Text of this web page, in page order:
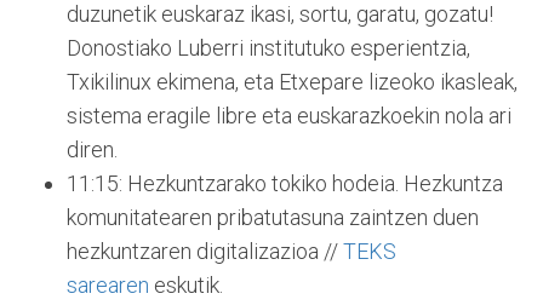
duzunetik euskaraz ikasi, sortu, garatu, gozatu!
Donostiako Luberri institutuko esperientzia,
Txikilinux ekimena, eta Etxepare lizeoko ikasleak,
sistema eragile libre eta euskarazkoekin nola ari
diren.
11:15: Hezkuntzarako tokiko hodeia. Hezkuntza
komunitatearen pribatutasuna zaintzen duen
hezkuntzaren digitalizazioa //TEKS
sarearen eskutik.